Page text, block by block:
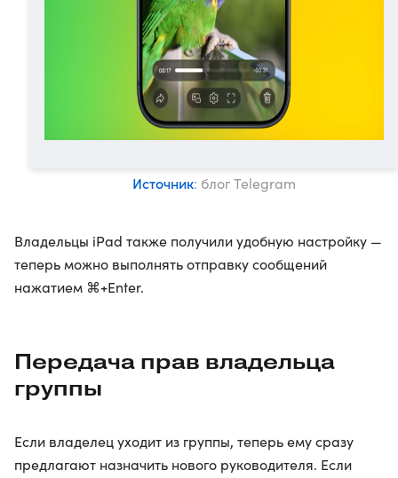
Источник: блог Telegram
Владельцы iPad также получили удобную настройку —
теперь можно выполнять отправку сообщений
нажатием ⌘+Enter.
Передача прав владельца
группы
Если владелец уходит из группы, теперь ему сразу
предлагают назначить нового руководителя. Если